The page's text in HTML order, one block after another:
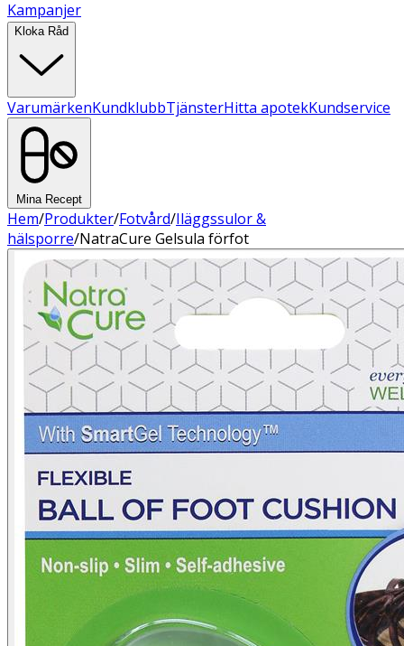
Kampanjer
Kloka Råd
VarumärkenKundklubbTjänsterHitta apotekKundservice
Mina Recept
Hem/Produkter/Fotvård/Iläggssulor &
hälsporre/NatraCure Gelsula förfot